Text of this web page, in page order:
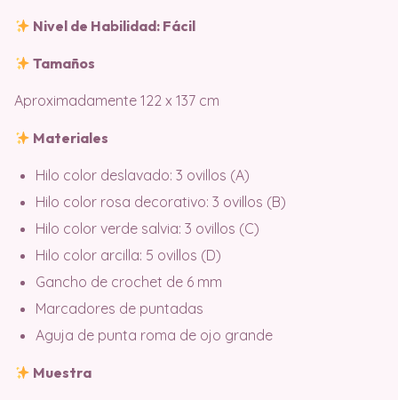
Nivel de Habilidad: Fácil
Tamaños
Aproximadamente 122 x 137 cm
Materiales
Hilo color deslavado: 3 ovillos (A)
Hilo color rosa decorativo: 3 ovillos (B)
Hilo color verde salvia: 3 ovillos (C)
Hilo color arcilla: 5 ovillos (D)
Gancho de crochet de 6 mm
Marcadores de puntadas
Aguja de punta roma de ojo grande
Muestra